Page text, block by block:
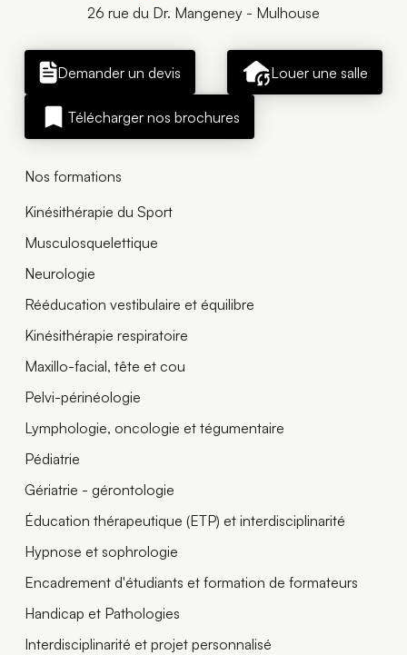
26 rue du Dr. Mangeney - Mulhouse
Demander un devis Louer une salle
Télécharger nos brochures
Nos formations
Kinésithérapie du Sport
Musculosquelettique
Neurologie
Rééducation vestibulaire et équilibre
Kinésithérapie respiratoire
Maxillo-facial, tête et cou
Pelvi-périnéologie
Lymphologie, oncologie et tégumentaire
Pédiatrie
Gériatrie - gérontologie
Éducation thérapeutique (ETP) et interdisciplinarité
Hypnose et sophrologie
Encadrement d'étudiants et formation de formateurs
Handicap et Pathologies
Interdisciplinarité et projet personnalisé